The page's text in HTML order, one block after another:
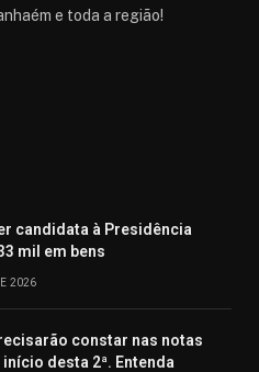
e toda a região!
candidata à Presidência
mil em bens
2026
constar nas notas
desta 2ª. Entenda